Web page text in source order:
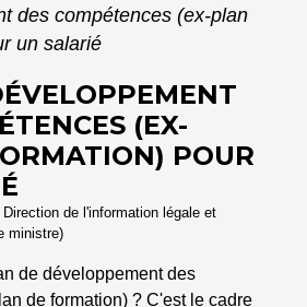
des compétences (ex-plan
un salarié
(EX-
POUR
de l'information légale et
ministre)
de développement des
de formation) ? C'est le cadre